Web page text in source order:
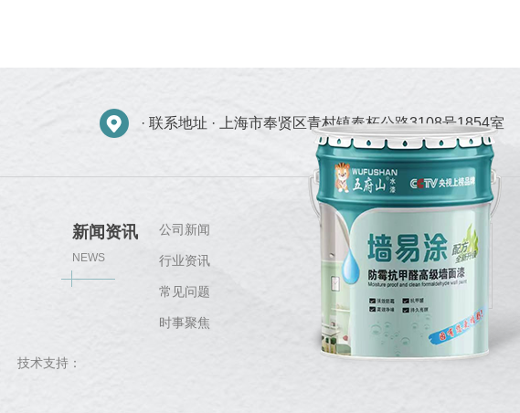
· 联系地址 · 上海市奉贤区青村镇奉柘公路3108号1854室
新闻资讯
NEWS
公司新闻
行业资讯
常见问题
时事聚焦 关注我们
技术支持：